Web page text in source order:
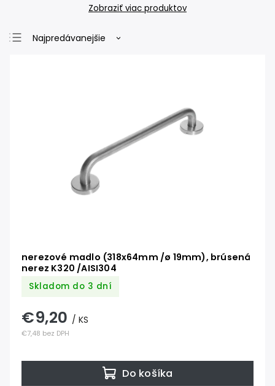
Zobraziť viac produktov
Najpredávanejšie
nerezové madlo (318x64mm /ø 19mm), brúsená
nerez K320 /AISI304
Skladom do 3 dní
€7,48 bez DPH
€9,20 / KS
Do košíka